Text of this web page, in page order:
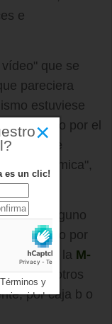
e
que se
pareciera
estuviese
o por el
los que
autonómica",
que en alguno
como por
cierre de la M-
nosotros
por caja b o
×
es un clic!
Términos y